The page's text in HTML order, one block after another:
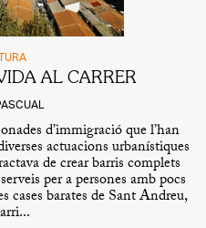
AL CARRER
d’immigració que l’han
actuacions urbanístiques
de crear barris complets
per a persones amb pocs
cases barates de Sant Andreu,